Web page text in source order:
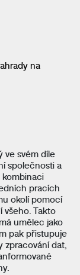
na
ve svém díle
společnosti a
pracích
okolí pomocí
všeho. Takto
umělec jako
pak přistupuje
zpracování dat,